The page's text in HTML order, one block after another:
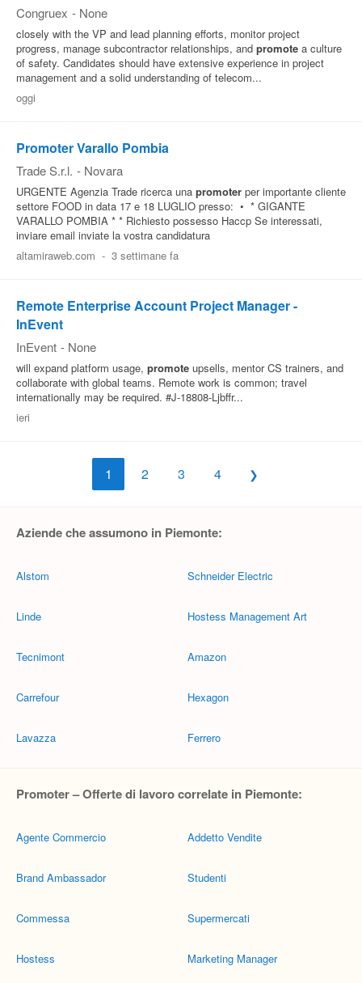
Congruex - None
closely with the VP and lead planning efforts, monitor project
progress, manage subcontractor relationships, and promote a culture
of safety. Candidates should have extensive experience in project
management and a solid understanding of telecom...
oggi
Promoter Varallo Pombia
Trade S.r.l. - Novara
URGENTE Agenzia Trade ricerca una promoter per importante cliente
settore FOOD in data 17 e 18 LUGLIO presso: • * GIGANTE
VARALLO POMBIA * * Richiesto possesso Haccp Se interessati,
inviare email inviate la vostra candidatura
altamiraweb.com - 3 settimane fa
Remote Enterprise Account Project Manager -
InEvent
InEvent - None
will expand platform usage, promote upsells, mentor CS trainers, and
collaborate with global teams. Remote work is common; travel
internationally may be required. #J-18808-Ljbffr...
ieri
1 2 3 4
Aziende che assumono in Piemonte:
Alstom
Linde
Tecnimont
Carrefour
Lavazza
Schneider Electric
Hostess Management Art
Amazon
Hexagon
Ferrero
Promoter – Offerte di lavoro correlate in Piemonte:
Agente Commercio
Brand Ambassador
Commessa
Hostess
Addetto Vendite
Studenti
Supermercati
Marketing Manager